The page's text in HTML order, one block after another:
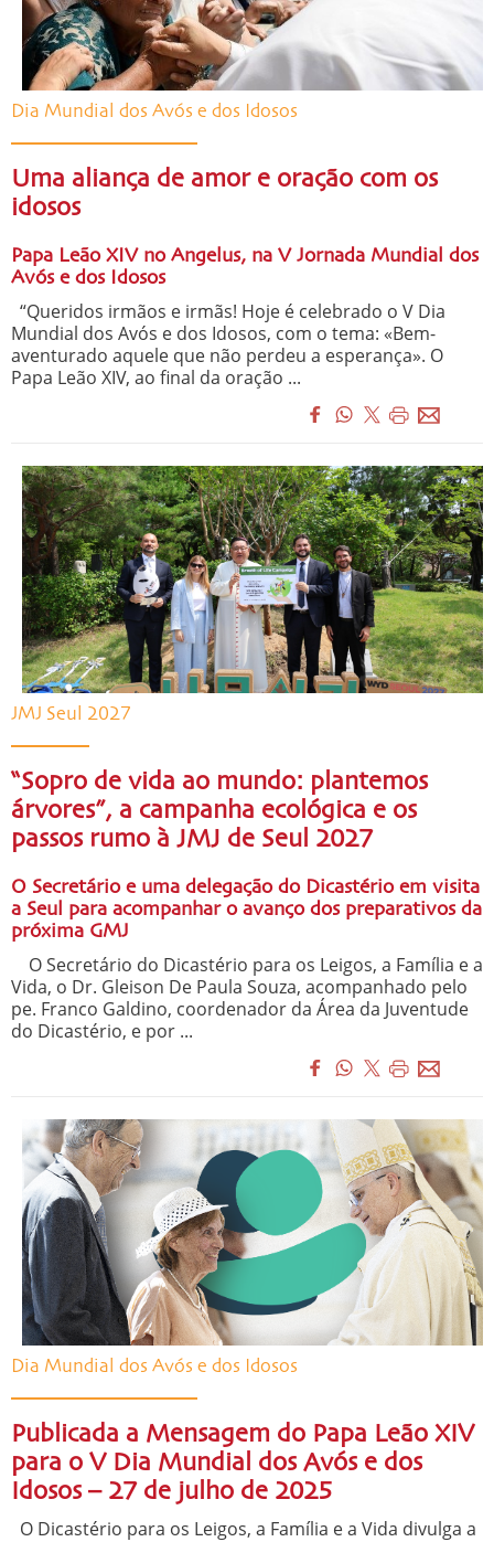
Dia Mundial dos Avós e dos Idosos
Uma aliança de amor e oração com os
idosos
Papa Leão XIV no Angelus, na V Jornada Mundial dos
Avós e dos Idosos
“Queridos irmãos e irmãs! Hoje é celebrado o V Dia
Mundial dos Avós e dos Idosos, com o tema: «Bem-
aventurado aquele que não perdeu a esperança». O
Papa Leão XIV, ao final da oração ...
JMJ Seul 2027
“Sopro de vida ao mundo: plantemos
árvores”, a campanha ecológica e os
passos rumo à JMJ de Seul 2027
O Secretário e uma delegação do Dicastério em visita
a Seul para acompanhar o avanço dos preparativos da
próxima GMJ
O Secretário do Dicastério para os Leigos, a Família e a
Vida, o Dr. Gleison De Paula Souza, acompanhado pelo
pe. Franco Galdino, coordenador da Área da Juventude
do Dicastério, e por ...
Dia Mundial dos Avós e dos Idosos
Publicada a Mensagem do Papa Leão XIV
para o V Dia Mundial dos Avós e dos
Idosos – 27 de julho de 2025
O Dicastério para os Leigos, a Família e a Vida divulga a